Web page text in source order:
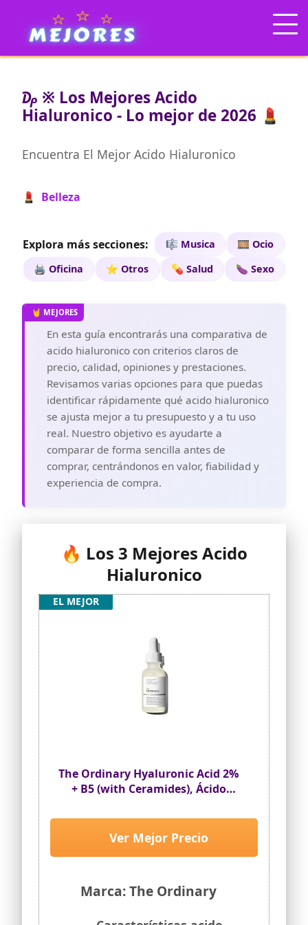
₯ ※ Los Mejores Acido
Hialuronico - Lo mejor de 2026 💄
Encuentra El Mejor Acido Hialuronico
💄 Belleza
Explora más secciones: 🎼 Musica
🎞️ Ocio
🖨️ Oficina
⭐ Otros 💊 Salud 🍆 Sexo
En esta guía encontrarás una comparativa de
acido hialuronico con criterios claros de
precio, calidad, opiniones y prestaciones.
Revisamos varias opciones para que puedas
identificar rápidamente qué acido hialuronico
se ajusta mejor a tu presupuesto y a tu uso
real. Nuestro objetivo es ayudarte a
comparar de forma sencilla antes de
comprar, centrándonos en valor, fiabilidad y
experiencia de compra.
🔥 Los 3 Mejores Acido
Hialuronico
The Ordinary Hyaluronic Acid 2%
+ B5 (with Ceramides), Ácido
Sérum hidratante
multidimensional para una piel
más suave y tersa, 30 ml
Marca: The Ordinary
Ver Mejor Precio
EL MEJOR